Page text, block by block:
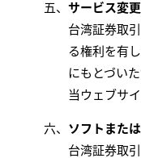
サービス変
台湾証券取
る権利を有
にもとづい
当ウェブサ
ソフトまた
台湾証券取